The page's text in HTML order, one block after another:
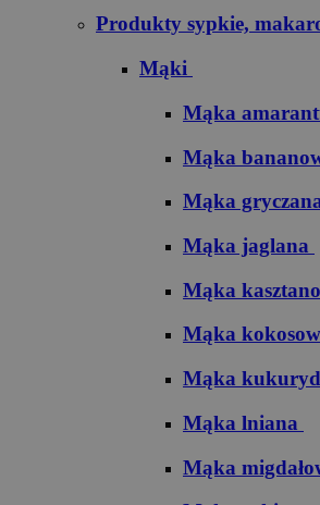
Produkty sypkie,
Mąki
Mąka
Mąka
Mąka
Mąka jaglana
Mąka
Mąka
Mąka
Mąka lniana
Mąka